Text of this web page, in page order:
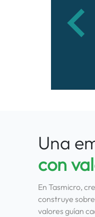
Una
con
En Tasmicro,
construye
valores guían